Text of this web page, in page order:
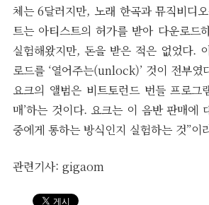
체는 6달러지만, 노래 한곡과 뮤직비디
트는 아티스트의 허가를 받아 다운로드
실험해왔지만, 돈을 받은 적은 없었다.
로드를 ‘열어주는(unlock)’ 것이 전부였
요크의 앨범은 비트토런드 번들 프로그
매’하는 것이다. 요크는 이 음반 판매에
중에게 통하는 방식인지 실험하는 것”이
관련기사: gigaom